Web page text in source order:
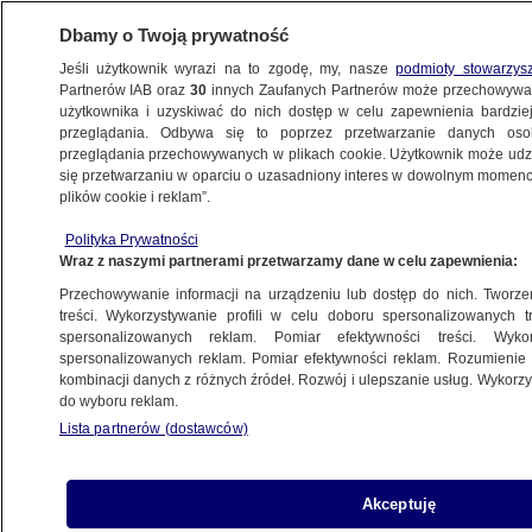
POLSKA
finansów nie spieszyłbym się
z wypłacaniem tych pieniędzy
31.12.2024, 08:00
Udostępnij
Dbamy o Twoją prywatność
Jeśli użytkownik wyrazi na to zgodę, my, naszepodmioty
Partnerów IAB oraz30 innych Zaufanych Partnerów może
użytkownika i uzyskiwać do nich dostęp w celu zapewnienia
przeglądania. Odbywa się to poprzez przetwarzanie danych
przeglądania przechowywanych w plikach cookie. Użytkownik może
się przetwarzaniu w oparciu o uzasadniony interes w dowolnym
plików cookie i reklam”.
Polityka Prywatności
Wraz z naszymi partnerami przetwarzamy dane w celu zapewnienia:
Przechowywanie informacji na urządzeniu lub dostęp do nich.
treści. Wykorzystywanie profili w celu doboru spersonalizowanych
spersonalizowanych reklam. Pomiar efektywności treści.
spersonalizowanych reklam. Pomiar efektywności reklam.
kombinacji danych z różnych źródeł. Rozwój i ulepszanie usług.
do wyboru reklam.
Lista partnerów (dostawców)
Akceptuję